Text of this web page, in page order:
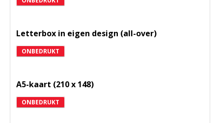
Letterbox in eigen design (all-over)
ONBEDRUKT
A5-kaart (210 x 148)
ONBEDRUKT